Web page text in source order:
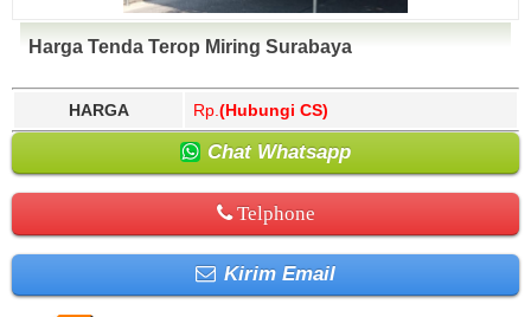
Harga Tenda Terop Miring Surabaya
HARGA Rp. (Hubungi CS)
Chat Whatsapp
Telphone
Kirim Email